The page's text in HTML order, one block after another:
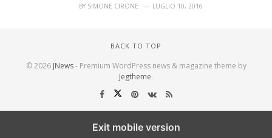
BY SIMONE CIRONE LUGLIO 10, 2016
BACK TO TOP
© 2026 JNews- Premium WordPress news & magazine theme by
Jegtheme.
Exit mobile version